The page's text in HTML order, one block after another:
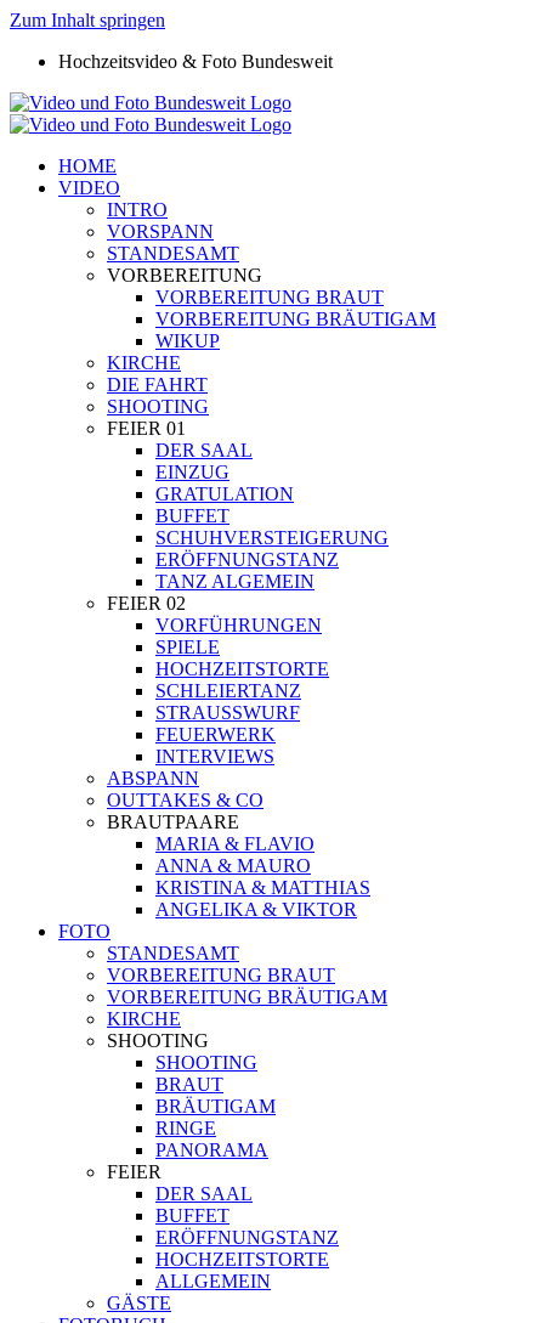
Zum Inhalt springen
Hochzeitsvideo & Foto Bundesweit
HOME
VIDEO
INTRO
VORSPANN
STANDESAMT
VORBEREITUNG
VORBEREITUNG BRAUT
VORBEREITUNG BRÄUTIGAM
WIKUP
KIRCHE
DIE FAHRT
SHOOTING
FEIER 01
DER SAAL
EINZUG
GRATULATION
BUFFET
SCHUHVERSTEIGERUNG
ERÖFFNUNGSTANZ
TANZ ALGEMEIN
FEIER 02
VORFÜHRUNGEN
SPIELE
HOCHZEITSTORTE
SCHLEIERTANZ
STRAUSSWURF
FEUERWERK
INTERVIEWS
ABSPANN
OUTTAKES & CO
BRAUTPAARE
MARIA & FLAVIO
ANNA & MAURO
KRISTINA & MATTHIAS
ANGELIKA & VIKTOR
FOTO
STANDESAMT
VORBEREITUNG BRAUT
VORBEREITUNG BRÄUTIGAM
KIRCHE
SHOOTING
SHOOTING
BRAUT
BRÄUTIGAM
RINGE
PANORAMA
FEIER
DER SAAL
BUFFET
ERÖFFNUNGSTANZ
HOCHZEITSTORTE
ALLGEMEIN
GÄSTE